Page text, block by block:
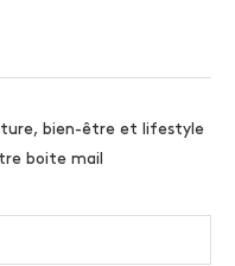
bien-être et lifestyle
boite mail